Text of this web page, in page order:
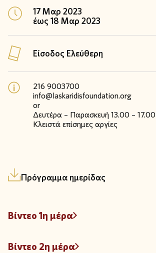
17 Μαρ 2023
έως 18 Μαρ 2023
Είσοδος Ελεύθερη
216 9003700
info@laskaridisfoundation.org
or
Δευτέρα – Παρασκευή 13.00 – 17.00
Κλειστά επίσημες αργίες
Πρόγραμμα ημερίδας
Βίντεο 1η μέρα
Βίντεο 2η μέρα